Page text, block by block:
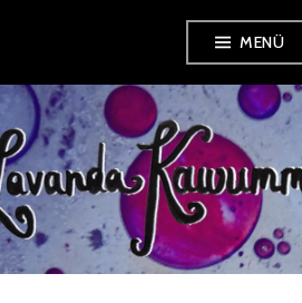
springen
MENÜ